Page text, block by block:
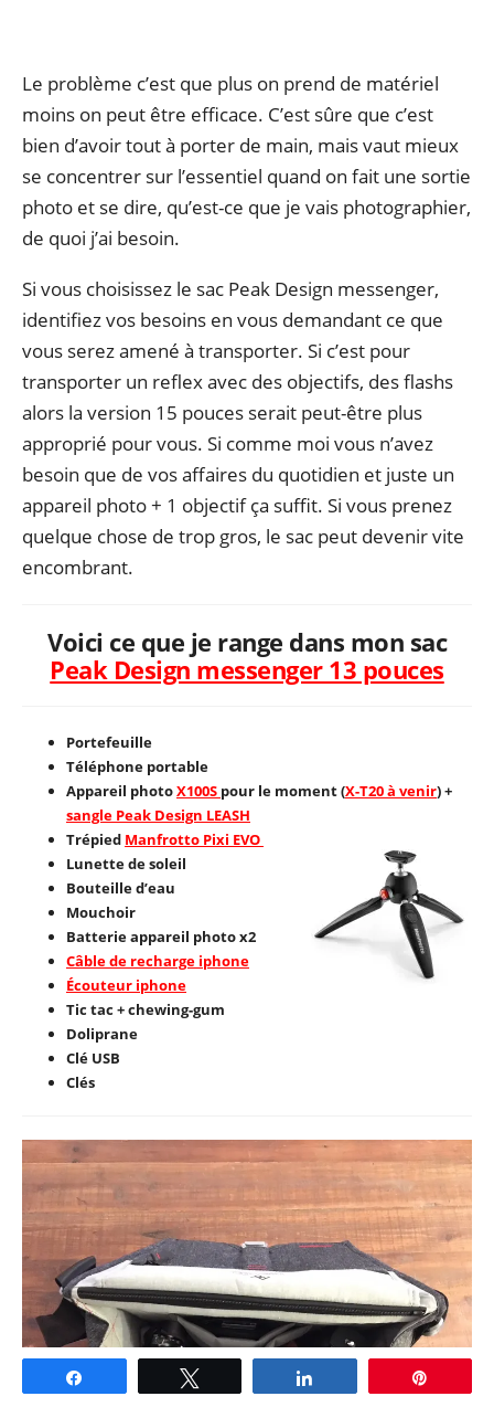
Le problème c’est que plus on prend de matériel
moins on peut être efficace. C’est sûre que c’est
bien d’avoir tout à porter de main, mais vaut mieux
se concentrer sur l’essentiel quand on fait une sortie
photo et se dire, qu’est-ce que je vais photographier,
de quoi j’ai besoin.
Si vous choisissez le sac Peak Design messenger,
identifiez vos besoins en vous demandant ce que
vous serez amené à transporter. Si c’est pour
transporter un reflex avec des objectifs, des flashs
alors la version 15 pouces serait peut-être plus
approprié pour vous. Si comme moi vous n’avez
besoin que de vos affaires du quotidien et juste un
appareil photo + 1 objectif ça suffit. Si vous prenez
quelque chose de trop gros, le sac peut devenir vite
encombrant.
Voici ce que je range dans mon sac
Peak Design messenger 13 pouces
Portefeuille
Téléphone portable
Appareil photoX100S pour le moment (X-T20 à venir) +
sangle Peak Design LEASH
Trépied Manfrotto Pixi EVO
Lunette de soleil
Bouteille d’eau
Mouchoir
Batterie appareil photo x2
Câble de recharge iphone
Écouteur iphone
Tic tac + chewing-gum
Doliprane
Clé USB
Clés